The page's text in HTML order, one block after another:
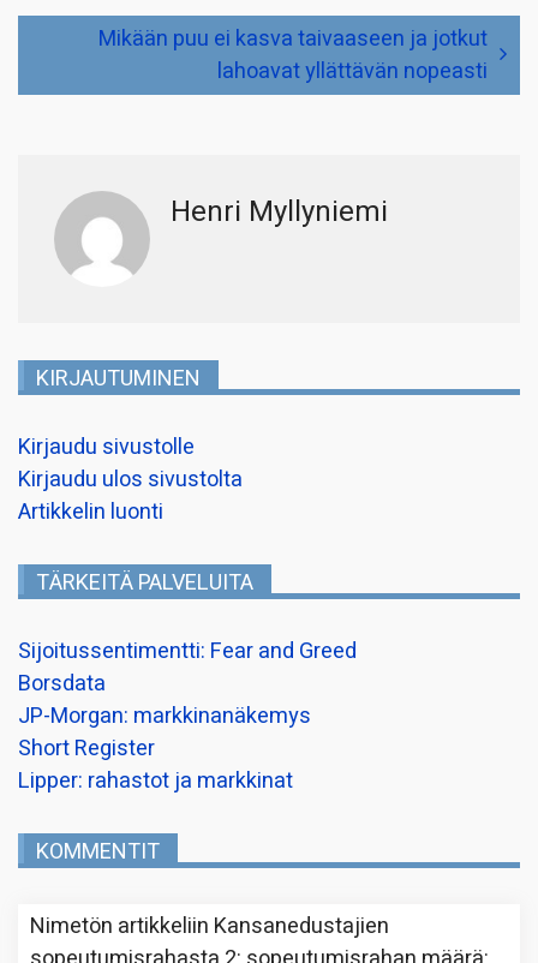
Mikään puu ei kasva taivaaseen ja jotkut
lahoavat yllättävän nopeasti
Henri Myllyniemi
KIRJAUTUMINEN
Kirjaudu sivustolle
Kirjaudu ulos sivustolta
Artikkelin luonti
TÄRKEITÄ PALVELUITA
Sijoitussentimentti: Fear and Greed
Borsdata
JP-Morgan: markkinanäkemys
Short Register
Lipper: rahastot ja markkinat
KOMMENTIT
Nimetön artikkeliin Kansanedustajien